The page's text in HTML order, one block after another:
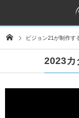
ビジョン21が制作す
2023カ